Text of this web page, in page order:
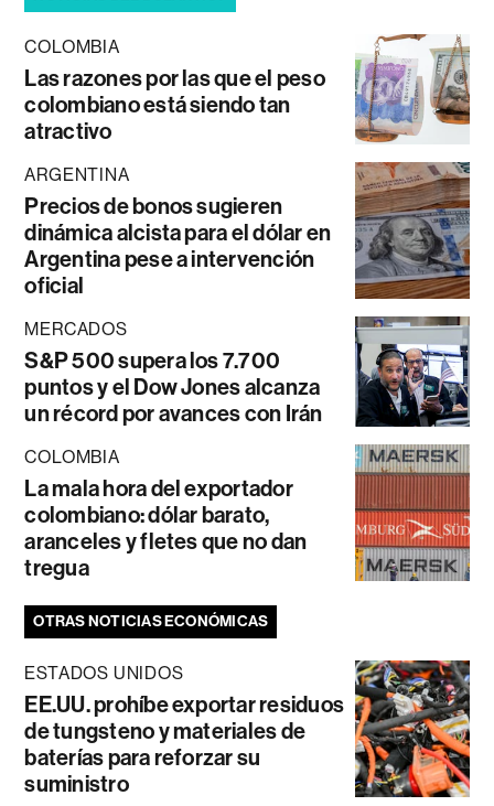
COLOMBIA
Las razones por las que el peso
colombiano está siendo tan
atractivo
ARGENTINA
Precios de bonos sugieren
dinámica alcista para el dólar en
Argentina pese a intervención
oficial
MERCADOS
S&P 500 supera los 7.700
puntos y el Dow Jones alcanza
un récord por avances con Irán
COLOMBIA
La mala hora del exportador
colombiano: dólar barato,
aranceles y fletes que no dan
tregua
OTRAS NOTICIAS ECONÓMICAS
ESTADOS UNIDOS
EE.UU. prohíbe exportar residuos
de tungsteno y materiales de
baterías para reforzar su
suministro